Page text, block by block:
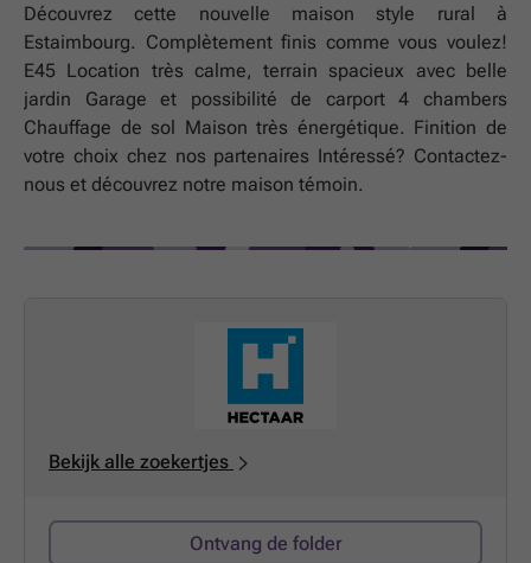
Découvrez cette nouvelle maison style rural à
Estaimbourg. Complètement finis comme vous voulez!
E45 Location très calme, terrain spacieux avec belle
jardin Garage et possibilité de carport 4 chambers
Chauffage de sol Maison très énergétique. Finition de
votre choix chez nos partenaires Intéressé? Contactez-
nous et découvrez notre maison témoin.
Bekijk alle zoekertjes
Ontvang de folder